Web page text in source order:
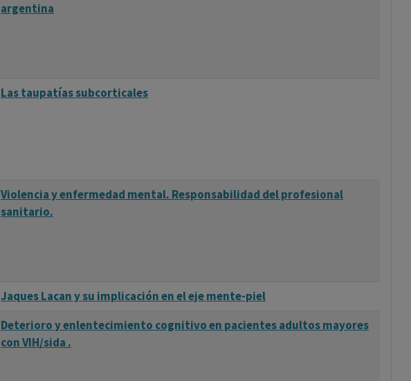
argentina
Las taupatías subcorticales
Violencia y enfermedad mental. Responsabilidad del profesional
sanitario.
Jaques Lacan y su implicación en el eje mente-piel
Deterioro y enlentecimiento cognitivo en pacientes adultos mayores
con VIH/sida .